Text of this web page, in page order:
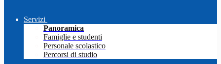
Servizi
Panoramica
Famiglie e studenti
Personale scolastico
Percorsi di studio